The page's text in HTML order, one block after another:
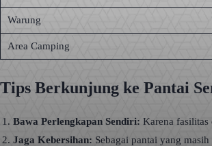
Warung
Area Camping
Tips Berkunjung ke Pantai
Bawa Perlengkapan Sendiri: Karena fasilitas
Jaga Kebersihan: Sebagai pantai yang